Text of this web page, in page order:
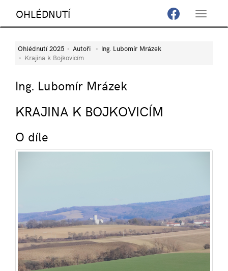
Toggle
OHLÉDNUTÍ
Ohlédnutí 2025 Autoři
Ing. Lubomír Mrázek
Krajina k Bojkovicím
Ing. Lubomír Mrázek
KRAJINA K BOJKOVICÍM
O díle